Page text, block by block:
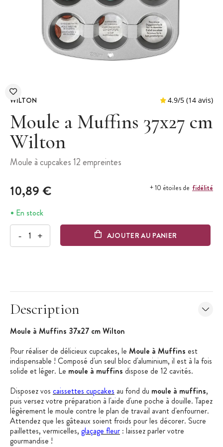
WILTON
Moule a Muffins 37x27 cm
Wilton
Moule à cupcakes 12 empreintes
10,89 € + 10 étoiles de fidélité
En stock
- + AJOUTER AU PANIER
Description
Moule à Muffins 37x27 cm Wilton
Pour réaliser de délicieux cupcakes, le Moule à Muffins est
indispensable ! Composé d'un seul bloc d'aluminium, il est à la fois
solide et léger. Le moule à muffins dispose de 12 cavités.
Disposez vos caissettes cupcakes au fond du moule à muffins,
puis versez votre préparation à l'aide d'une poche à douille. Tapez
légèrement le moule contre le plan de travail avant d'enfourner.
Attendez que les gâteaux soient froids pour les décorer. Sucre
paillettes, vermicelles, glaçage fleur : laissez parler votre
gourmandise !